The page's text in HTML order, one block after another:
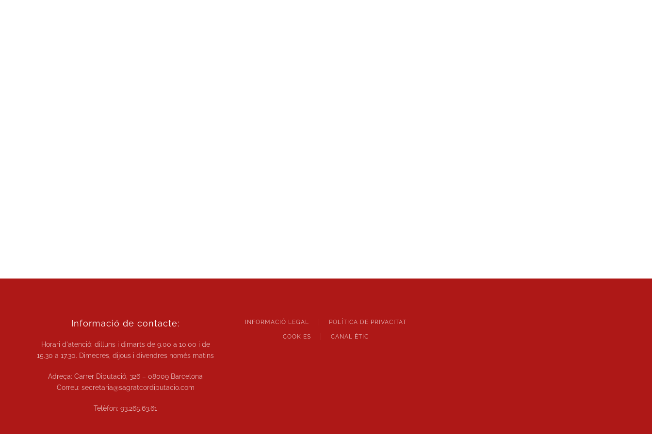
Informació de contacte:
Horari d'atenció: dilluns i dimarts de9.00 a 10.00 i de
15.30 a 17.30. Dimecres, dijous i divendres només matins
Adreça: Carrer Diputació, 326 – 08009 Barcelona
Correu: secretaria@sagratcordiputacio.com
Telèfon:93.265.63.61
INFORMACIÓ LEGAL POLÍTICA DE PRIVACITAT
COOKIES CANAL ÈTIC